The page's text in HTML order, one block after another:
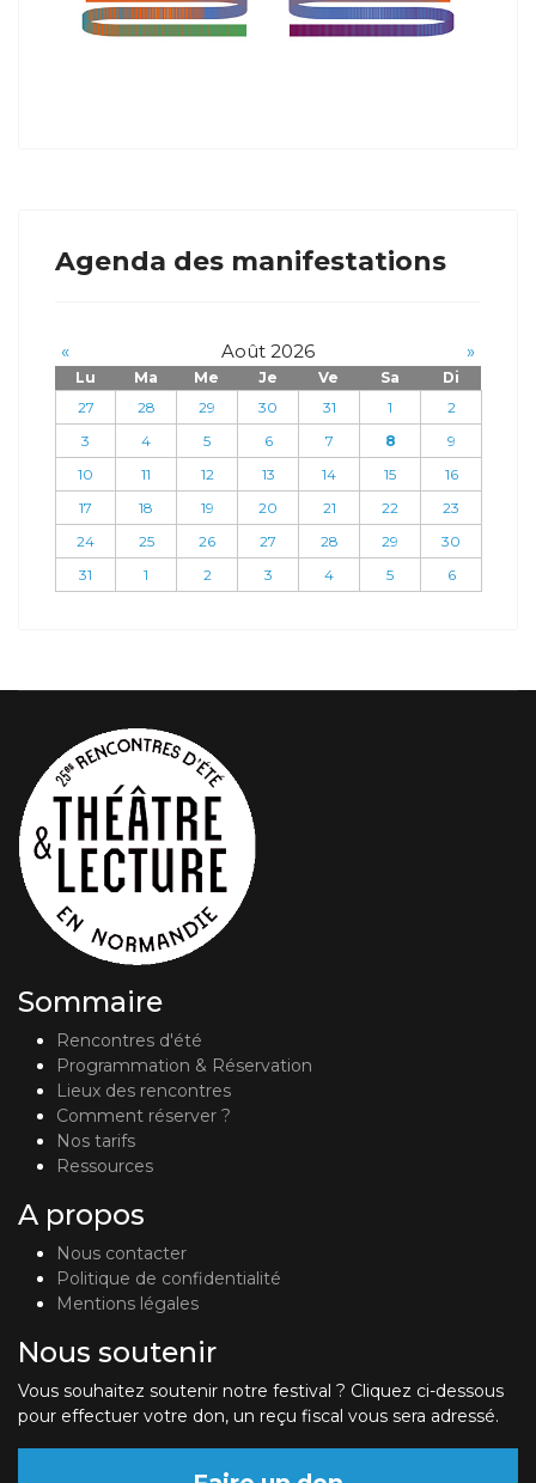
Agenda des manifestations
« Août 2026 »
Lu Ma Me Je Ve Sa
Di
27
28 29 30 31 1
2
3
4 5 6 7 8
9
10
11 12 13 14 15
16
17
18 19 20 21 22
23
24
25 26 27 28 29
30
31
1 2 3 4 5 6
Sommaire
Rencontres d'été
Programmation & Réservation
Lieux des rencontres
Comment réserver ?
Nos tarifs
Ressources
A propos
Nous contacter
Politique de confidentialité
Mentions légales
Nous soutenir
Vous souhaitez soutenir notre festival ? Cliquez ci-dessous
pour effectuer votre don, un reçu fiscal vous sera adressé.